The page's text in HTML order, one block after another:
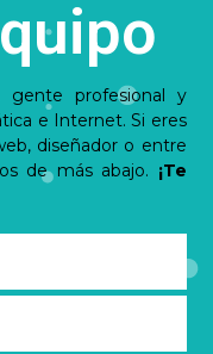
gente profesional y
e Internet. Si eres
diseñador o entre
de más abajo. ¡Te